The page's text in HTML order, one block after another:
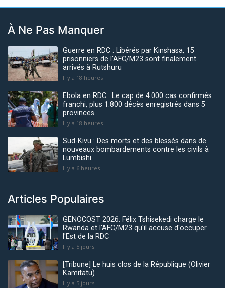
À Ne Pas Manquer
Guerre en RDC : Libérés par Kinshasa, 15
prisonniers de l'AFC/M23 sont finalement
arrivés à Rutshuru
Il y a 18 heures
Ebola en RDC : Le cap de 4.000 cas confirmés
franchi, plus 1.800 décès enregistrés dans 5
provinces
Il y a 18 heures
Sud-Kivu : Des morts et des blessés dans de
nouveaux bombardements contre les civils à
Lumbishi
Il y a 6 heures
Articles Populaires
GENOCOST 2026: Félix Tshisekedi charge le
Rwanda et l'AFC/M23 qu'il accuse d'occuper
l'Est de la RDC
Il y a 5 jours
[Tribune] Le huis clos de la République (Olivier
Kamitatu)
Il y a 5 jours